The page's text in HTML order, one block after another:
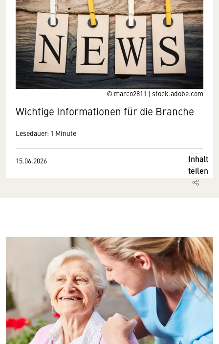
© marco2811 | stock.adobe.com
Wichtige Informationen für die Branche
Lesedauer: 1 Minute
15.06.2026
Inhalt
teilen